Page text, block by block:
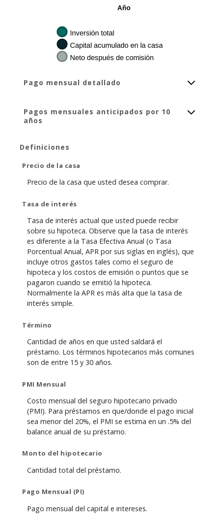
Pago mensual detallado
Pagos mensuales anticipados por 10
años
Definiciones
Precio de la casa
Precio de la casa que usted desea comprar.
Tasa de interés
Tasa de interés actual que usted puede recibir
sobre su hipoteca. Observe que la tasa de interés
es diferente a la Tasa Efectiva Anual (o Tasa
Porcentual Anual, APR por sus siglas en inglés), que
incluye otros gastos tales como el seguro de
hipoteca y los costos de emisión o puntos que se
pagaron cuando se emitió la hipoteca.
Normalmente la APR es más alta que la tasa de
interés simple.
Término
Cantidad de años en que usted saldará el
préstamo. Los términos hipotecarios más comunes
son de entre 15 y 30 años.
PMI Mensual
Costo mensual del seguro hipotecario privado
(PMI). Para préstamos en que/donde el pago inicial
sea menor del 20%, el PMI se estima en un .5% del
balance anual de su préstamo.
Monto del hipotecario
Cantidad total del préstamo.
Pago Mensual (PI)
Pago mensual del capital e intereses.